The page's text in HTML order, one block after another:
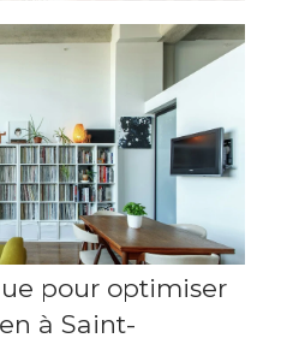
pour optimiser
à Saint-